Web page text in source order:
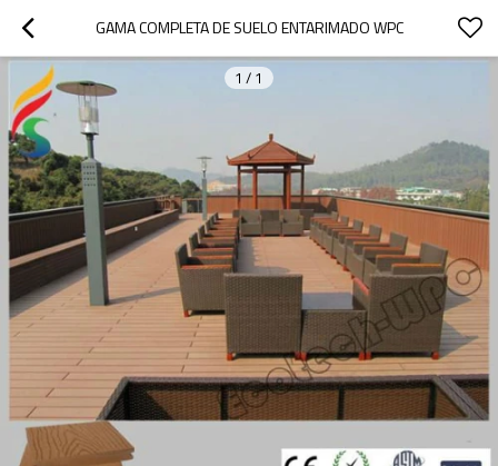
GAMA COMPLETA DE SUELO ENTARIMADO WPC
1 / 1